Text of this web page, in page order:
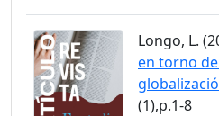
Longo, L.
en torno
(1),p.1-8